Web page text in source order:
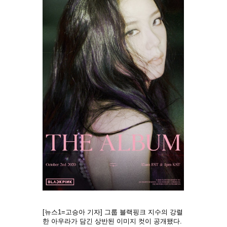
[뉴스1=고승아 기자] 그룹 블랙핑크 지수의 강렬
한 아우라가 담긴 상반된 이미지 컷이 공개됐다.